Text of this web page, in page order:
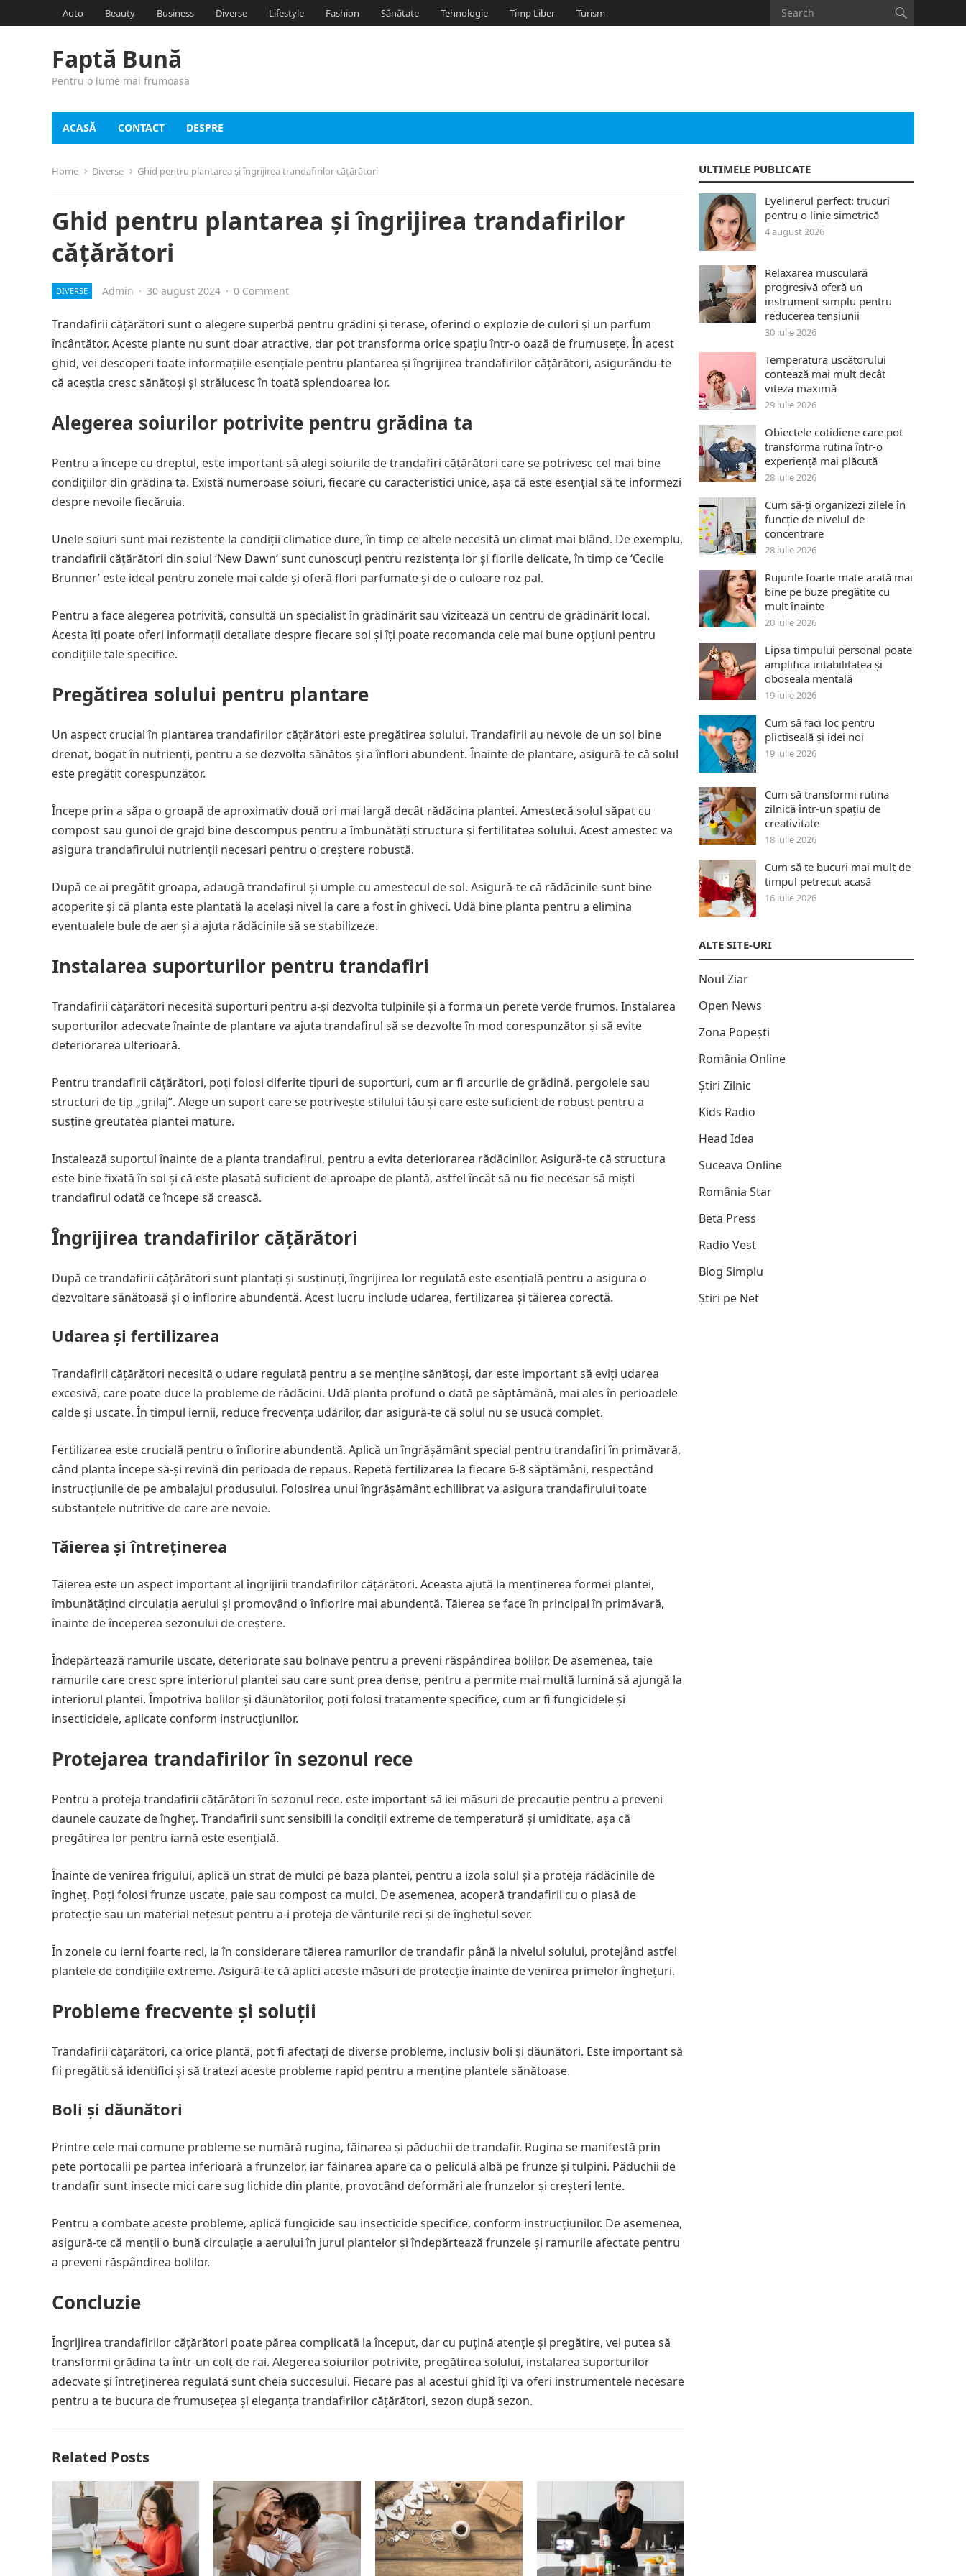
Auto Beauty Business Diverse Lifestyle Fashion Sănătate Tehnologie Timp Liber Turism
Faptă Bună
Pentru o lume mai frumoasă
ACASĂ CONTACT DESPRE
Home Diverse Ghid pentru plantarea și îngrijirea trandafirilor cățărători
Ghid pentru plantarea și îngrijirea trandafirilor
cățărători
DIVERSE Admin · 30 august 2024 · 0 Comment
Trandafirii cățărători sunt o alegere superbă pentru grădini și terase, oferind o explozie de culori și un parfum
încântător. Aceste plante nu sunt doar atractive, dar pot transforma orice spațiu într-o oază de frumusețe. În acest
ghid, vei descoperi toate informațiile esențiale pentru plantarea și îngrijirea trandafirilor cățărători, asigurându-te
că aceștia cresc sănătoși și strălucesc în toată splendoarea lor.
Alegerea soiurilor potrivite pentru grădina ta
Pentru a începe cu dreptul, este important să alegi soiurile de trandafiri cățărători care se potrivesc cel mai bine
condițiilor din grădina ta. Există numeroase soiuri, fiecare cu caracteristici unice, așa că este esențial să te informezi
despre nevoile fiecăruia.
Unele soiuri sunt mai rezistente la condiții climatice dure, în timp ce altele necesită un climat mai blând. De exemplu,
trandafirii cățărători din soiul ‘New Dawn’ sunt cunoscuți pentru rezistența lor și florile delicate, în timp ce ‘Cecile
Brunner’ este ideal pentru zonele mai calde și oferă flori parfumate și de o culoare roz pal.
Pentru a face alegerea potrivită, consultă un specialist în grădinărit sau vizitează un centru de grădinărit local.
Acesta îți poate oferi informații detaliate despre fiecare soi și îți poate recomanda cele mai bune opțiuni pentru
condițiile tale specifice.
Pregătirea solului pentru plantare
Un aspect crucial în plantarea trandafirilor cățărători este pregătirea solului. Trandafirii au nevoie de un sol bine
drenat, bogat în nutrienți, pentru a se dezvolta sănătos și a înflori abundent. Înainte de plantare, asigură-te că solul
este pregătit corespunzător.
Începe prin a săpa o groapă de aproximativ două ori mai largă decât rădăcina plantei. Amestecă solul săpat cu
compost sau gunoi de grajd bine descompus pentru a îmbunătăți structura și fertilitatea solului. Acest amestec va
asigura trandafirului nutrienții necesari pentru o creștere robustă.
După ce ai pregătit groapa, adaugă trandafirul și umple cu amestecul de sol. Asigură-te că rădăcinile sunt bine
acoperite și că planta este plantată la același nivel la care a fost în ghiveci. Udă bine planta pentru a elimina
eventualele bule de aer și a ajuta rădăcinile să se stabilizeze.
Instalarea suporturilor pentru trandafiri
Trandafirii cățărători necesită suporturi pentru a-și dezvolta tulpinile și a forma un perete verde frumos. Instalarea
suporturilor adecvate înainte de plantare va ajuta trandafirul să se dezvolte în mod corespunzător și să evite
deteriorarea ulterioară.
Pentru trandafirii cățărători, poți folosi diferite tipuri de suporturi, cum ar fi arcurile de grădină, pergolele sau
structuri de tip „grilaj”. Alege un suport care se potrivește stilului tău și care este suficient de robust pentru a
susține greutatea plantei mature.
Instalează suportul înainte de a planta trandafirul, pentru a evita deteriorarea rădăcinilor. Asigură-te că structura
este bine fixată în sol și că este plasată suficient de aproape de plantă, astfel încât să nu fie necesar să miști
trandafirul odată ce începe să crească.
Îngrijirea trandafirilor cățărători
După ce trandafirii cățărători sunt plantați și susținuți, îngrijirea lor regulată este esențială pentru a asigura o
dezvoltare sănătoasă și o înflorire abundentă. Acest lucru include udarea, fertilizarea și tăierea corectă.
Udarea și fertilizarea
Trandafirii cățărători necesită o udare regulată pentru a se menține sănătoși, dar este important să eviți udarea
excesivă, care poate duce la probleme de rădăcini. Udă planta profund o dată pe săptămână, mai ales în perioadele
calde și uscate. În timpul iernii, reduce frecvența udărilor, dar asigură-te că solul nu se usucă complet.
Fertilizarea este crucială pentru o înflorire abundentă. Aplică un îngrășământ special pentru trandafiri în primăvară,
când planta începe să-și revină din perioada de repaus. Repetă fertilizarea la fiecare 6-8 săptămâni, respectând
instrucțiunile de pe ambalajul produsului. Folosirea unui îngrășământ echilibrat va asigura trandafirului toate
substanțele nutritive de care are nevoie.
Tăierea și întreținerea
Tăierea este un aspect important al îngrijirii trandafirilor cățărători. Aceasta ajută la menținerea formei plantei,
îmbunătățind circulația aerului și promovând o înflorire mai abundentă. Tăierea se face în principal în primăvară,
înainte de începerea sezonului de creștere.
Îndepărtează ramurile uscate, deteriorate sau bolnave pentru a preveni răspândirea bolilor. De asemenea, taie
ramurile care cresc spre interiorul plantei sau care sunt prea dense, pentru a permite mai multă lumină să ajungă la
interiorul plantei. Împotriva bolilor și dăunătorilor, poți folosi tratamente specifice, cum ar fi fungicidele și
insecticidele, aplicate conform instrucțiunilor.
Protejarea trandafirilor în sezonul rece
Pentru a proteja trandafirii cățărători în sezonul rece, este important să iei măsuri de precauție pentru a preveni
daunele cauzate de îngheț. Trandafirii sunt sensibili la condiții extreme de temperatură și umiditate, așa că
pregătirea lor pentru iarnă este esențială.
Înainte de venirea frigului, aplică un strat de mulci pe baza plantei, pentru a izola solul și a proteja rădăcinile de
îngheț. Poți folosi frunze uscate, paie sau compost ca mulci. De asemenea, acoperă trandafirii cu o plasă de
protecție sau un material nețesut pentru a-i proteja de vânturile reci și de înghețul sever.
În zonele cu ierni foarte reci, ia în considerare tăierea ramurilor de trandafir până la nivelul solului, protejând astfel
plantele de condițiile extreme. Asigură-te că aplici aceste măsuri de protecție înainte de venirea primelor înghețuri.
Probleme frecvente și soluții
Trandafirii cățărători, ca orice plantă, pot fi afectați de diverse probleme, inclusiv boli și dăunători. Este important să
fii pregătit să identifici și să tratezi aceste probleme rapid pentru a menține plantele sănătoase.
Boli și dăunători
Printre cele mai comune probleme se numără rugina, făinarea și păduchii de trandafir. Rugina se manifestă prin
pete portocalii pe partea inferioară a frunzelor, iar făinarea apare ca o peliculă albă pe frunze și tulpini. Păduchii de
trandafir sunt insecte mici care sug lichide din plante, provocând deformări ale frunzelor și creșteri lente.
Pentru a combate aceste probleme, aplică fungicide sau insecticide specifice, conform instrucțiunilor. De asemenea,
asigură-te că menții o bună circulație a aerului în jurul plantelor și îndepărtează frunzele și ramurile afectate pentru
a preveni răspândirea bolilor.
Concluzie
Îngrijirea trandafirilor cățărători poate părea complicată la început, dar cu puțină atenție și pregătire, vei putea să
transformi grădina ta într-un colț de rai. Alegerea soiurilor potrivite, pregătirea solului, instalarea suporturilor
adecvate și întreținerea regulată sunt cheia succesului. Fiecare pas al acestui ghid îți va oferi instrumentele necesare
pentru a te bucura de frumusețea și eleganța trandafirilor cățărători, sezon după sezon.
Related Posts
ULTIMELE PUBLICATE
Eyelinerul perfect: trucuri
pentru o linie simetrică
4 august 2026
Relaxarea musculară
progresivă oferă un
instrument simplu pentru
reducerea tensiunii
30 iulie 2026
Temperatura uscătorului
contează mai mult decât
viteza maximă
29 iulie 2026
Obiectele cotidiene care pot
transforma rutina într-o
experiență mai plăcută
28 iulie 2026
Cum să-ți organizezi zilele în
funcție de nivelul de
concentrare
28 iulie 2026
Rujurile foarte mate arată mai
bine pe buze pregătite cu
mult înainte
20 iulie 2026
Lipsa timpului personal poate
amplifica iritabilitatea și
oboseala mentală
19 iulie 2026
Cum să faci loc pentru
plictiseală și idei noi
19 iulie 2026
Cum să transformi rutina
zilnică într-un spațiu de
creativitate
18 iulie 2026
Cum să te bucuri mai mult de
timpul petrecut acasă
16 iulie 2026
ALTE SITE-URI
Noul Ziar
Open News
Zona Popești
România Online
Știri Zilnic
Kids Radio
Head Idea
Suceava Online
România Star
Beta Press
Radio Vest
Blog Simplu
Știri pe Net